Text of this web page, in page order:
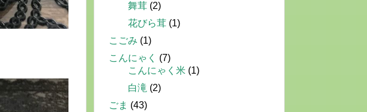
舞茸 (2)
花びら茸 (1)
こごみ (1)
こんにゃく
(7)
こんにゃく米 (1)
白滝 (2)
ごま (43)